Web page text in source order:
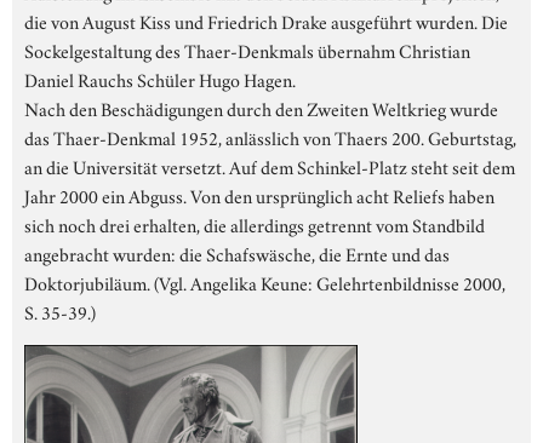
die von August Kiss und Friedrich Drake ausgeführt wurden. Die
Sockelgestaltung des Thaer-Denkmals übernahm Christian
Daniel Rauchs Schüler Hugo Hagen.
Nach den Beschädigungen durch den Zweiten Weltkrieg wurde
das Thaer-Denkmal 1952, anlässlich von Thaers 200. Geburtstag,
an die Universität versetzt. Auf dem Schinkel-Platz steht seit dem
Jahr 2000 ein Abguss. Von den ursprünglich acht Reliefs haben
sich noch drei erhalten, die allerdings getrennt vom Standbild
angebracht wurden: die Schafswäsche, die Ernte und das
Doktorjubiläum. (Vgl. Angelika Keune: Gelehrtenbildnisse 2000,
S. 35-39.)